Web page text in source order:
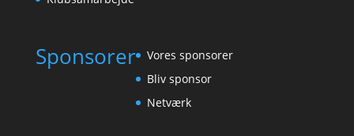
Sponsorer
Vores sponsorer
Bliv sponsor
Netværk